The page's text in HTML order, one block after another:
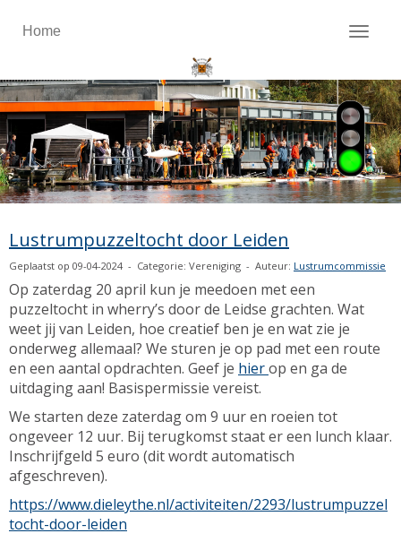
Home
Lustrumpuzzeltocht door Leiden
Geplaatst op 09-04-2024 - Categorie: Vereniging - Auteur: Lustrumcommissie
Op zaterdag 20 april kun je meedoen met een
puzzeltocht in wherry’s door de Leidse grachten. Wat
weet jij van Leiden, hoe creatief ben je en wat zie je
onderweg allemaal? We sturen je op pad met een route
en een aantal opdrachten. Geef je hierop en ga de
uitdaging aan! Basispermissie vereist.
We starten deze zaterdag om 9 uur en roeien tot
ongeveer 12 uur. Bij terugkomst staat er een lunch klaar.
Inschrijfgeld 5 euro (dit wordt automatisch
afgeschreven).
https://www.dieleythe.nl/activiteiten/2293/lustrumpuzzel
tocht-door-leiden